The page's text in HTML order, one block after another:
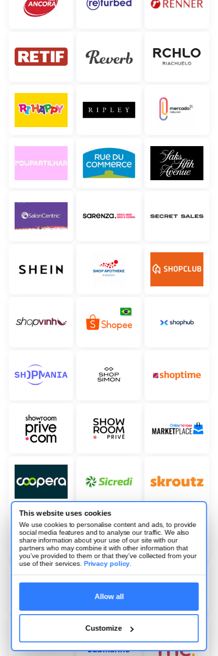
This website uses cookies
We use cookies to personalise content and ads, to provide
social media features and to analyse our traffic. We also
share information about your use of our site with our
partners who may combine it with other information that
you’ve provided to them or that they’ve collected from your
use of their services. Privacy policy.
Allow all
Customize